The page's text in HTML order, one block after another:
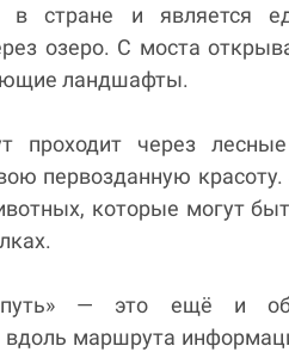
в стране и является
озеро. С моста
ландшафты.
проходит через
первозданную
которые могут
путь» — это ещё и
вдоль маршрута